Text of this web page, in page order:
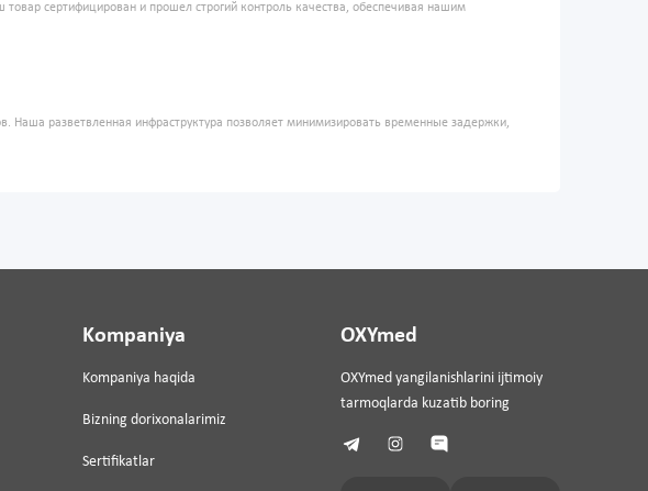
сертифицирован и прошел строгий контроль качества, обеспечивая нашим
Наша разветвленная инфраструктура позволяет минимизировать временные задержки,
Kompaniya
Kompaniya haqida
Bizning dorixonalarimiz
Sertifikatlar
OXYmed
OXYmed yangilanishlarini ijtimoiy
tarmoqlarda kuzatib boring